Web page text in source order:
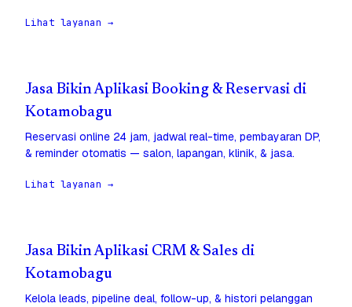
Lihat layanan →
Jasa Bikin Aplikasi Booking & Reservasi di
Kotamobagu
Reservasi online 24 jam, jadwal real-time, pembayaran DP,
& reminder otomatis — salon, lapangan, klinik, & jasa.
Lihat layanan →
Jasa Bikin Aplikasi CRM & Sales di
Kotamobagu
Kelola leads, pipeline deal, follow-up, & histori pelanggan